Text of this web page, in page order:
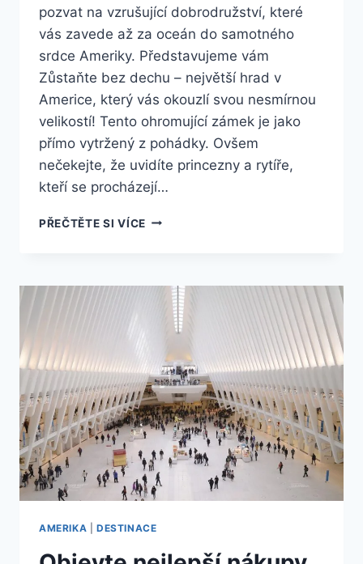
pozvat na vzrušující dobrodružství, které
vás zavede až za oceán do samotného
srdce Ameriky. Představujeme vám
Zůstaňte bez dechu – největší hrad v
Americe, který vás okouzlí svou nesmírnou
velikostí! Tento ohromující zámek je jako
přímo vytržený z pohádky. Ovšem
nečekejte, že uvidíte princezny a rytíře,
kteří se procházejí…
PŘEČTĚTE SI VÍCEZŮSTAŇTE
HRAD
AMERICE,
VÁS
OHROMÍ
SVOJÍ
VELIKOSTÍ!
AMERIKA DESTINACE